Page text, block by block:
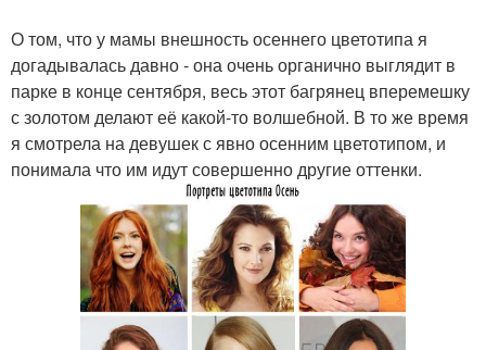
О том, что у мамы внешность осеннего цветотипа я
догадывалась давно - она очень органично выглядит в
парке в конце сентября, весь этот багрянец вперемешку
с золотом делают её какой-то волшебной. В то же время
я смотрела на девушек с явно осенним цветотипом, и
понимала что им идут совершенно другие оттенки.